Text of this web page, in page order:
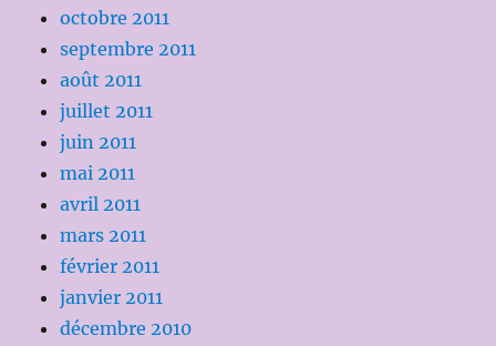
octobre 2011
septembre 2011
août 2011
juillet 2011
juin 2011
mai 2011
avril 2011
mars 2011
février 2011
janvier 2011
décembre 2010